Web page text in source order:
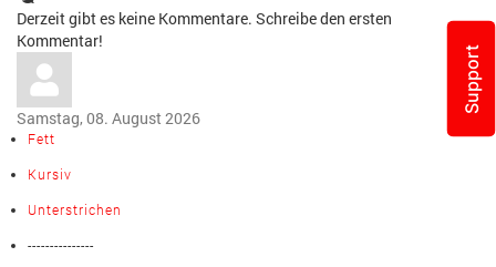
Derzeit gibt es keine Kommentare. Schreibe den ersten
Kommentar!
Samstag, 08. August 2026
Fett
Kursiv
Unterstrichen
---------------
Support